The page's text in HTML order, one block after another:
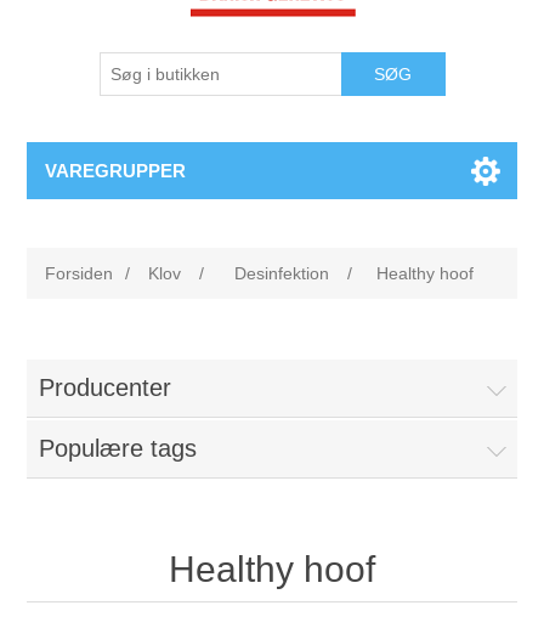
VAREGRUPPER
Forsiden / Klov / Desinfektion / Healthy hoof
Producenter
Populære tags
Healthy hoof